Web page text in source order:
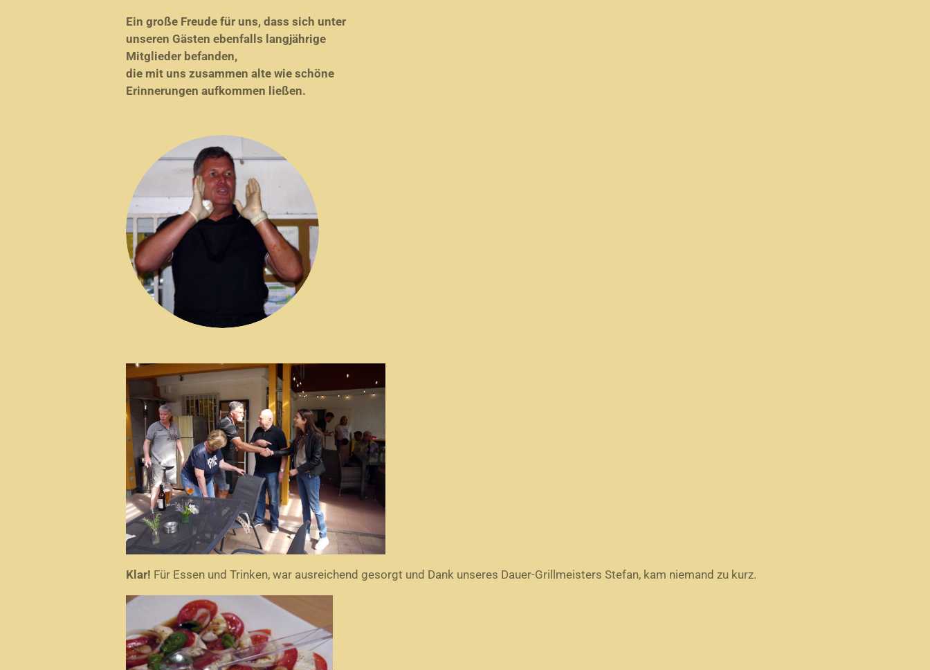
Ein große Freude für uns, dass sich unter
unseren Gästen ebenfalls langjährige
Mitglieder befanden,
die mit uns zusammen alte wie schöne
Erinnerungen aufkommen ließen.
Klar! Für Essen und Trinken, war ausreichend gesorgt und Dank unseres Dauer-Grillmeisters Stefan, kam niemand zu kurz.